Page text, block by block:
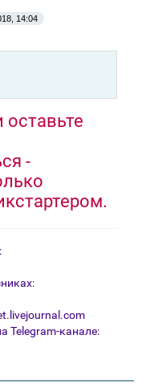
14:04
-
Telegram-канале: